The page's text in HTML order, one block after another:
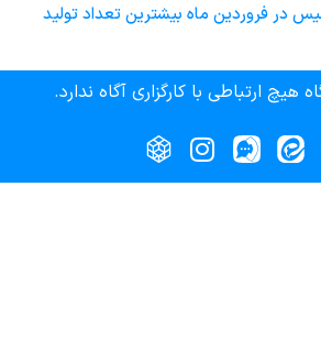
در فروردین ماه بیشترین تعداد تولید
هیچ ارتباطی با کارگزاری آگاه ندارد.